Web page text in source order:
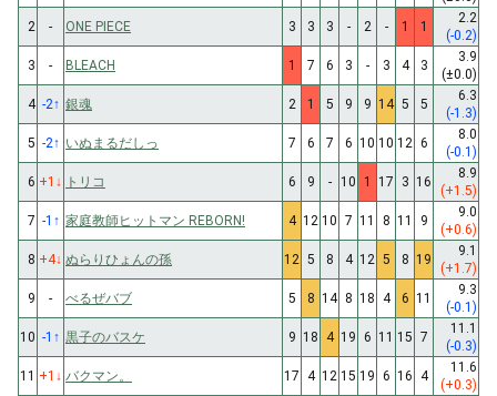
2
- ONE PIECE 3 3 3 - 2 - 1 1
2.2
(-0.2)
3
- BLEACH 1 7 6 3 - 3 4 3
3.9
(±0.0)
4 -2↑ 銀魂 2 1 5 9 9 14 5 5
6.3
(-1.3)
5 -2↑ いぬまるだしっ 7 6 7 6 10 10 12 6
8.0
(-0.1)
6 +1 ↓ トリコ 6 9 - 10 1 17 3 16
8.9
(+1.5)
7 -1 ↑ 家庭教師ヒットマン REBORN! 4 12 10 7 11 8 11 9
9.0
(+0.6)
8 +4↓ ぬらりひょんの孫 12 5 8 4 12 5 8 19
9.1
(+1.7)
9
- べるぜバブ 5 8 14 8 18 4 6 11
9.3
(-0.1)
10 -1 ↑ 黒子のバスケ 9 18 4 19 6 11 15 7
11.1
(-0.3)
11 +1 ↓ バクマン。 17 4 12 15 19 6 16 4
11.6
(+0.3)